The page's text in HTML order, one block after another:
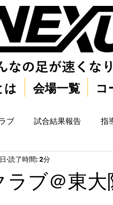
は 会場一覧 コ
ブ 試合結果報告 指
ブ＠東大
読了時間: 2分